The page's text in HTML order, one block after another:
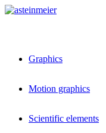
Graphics
Motion graphics
Scientific elements